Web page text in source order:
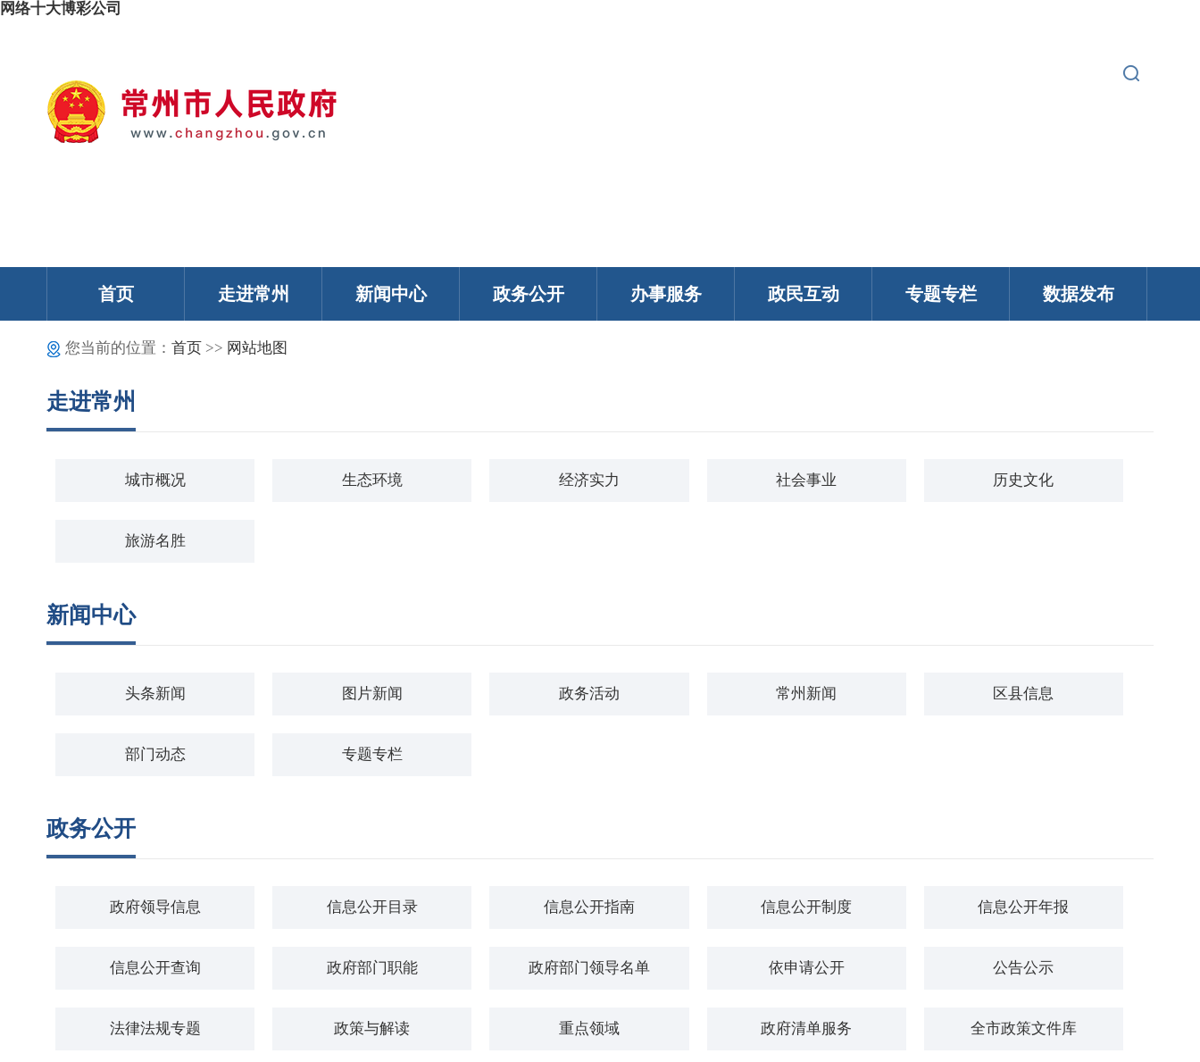
网络十大博彩公司
首页 走进常州 新闻中心 政务公开 办事服务 政民互动 专题专栏 数据发布
您当前的位置： 首页 >> 网站地图
走进常州
城市概况 生态环境 经济实力 社会事业 历史文化
旅游名胜
新闻中心
头条新闻 图片新闻 政务活动 常州新闻 区县信息
部门动态 专题专栏
政务公开
政府领导信息 信息公开目录 信息公开指南 信息公开制度 信息公开年报
信息公开查询 政府部门职能 政府部门领导名单 依申请公开 公告公示
法律法规专题 政策与解读 重点领域 政府清单服务 全市政策文件库